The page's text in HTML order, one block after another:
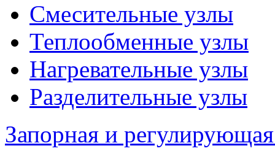
Смесительные узлы
Теплообменные узлы
Нагревательные узлы
Разделительные узлы
Запорная и